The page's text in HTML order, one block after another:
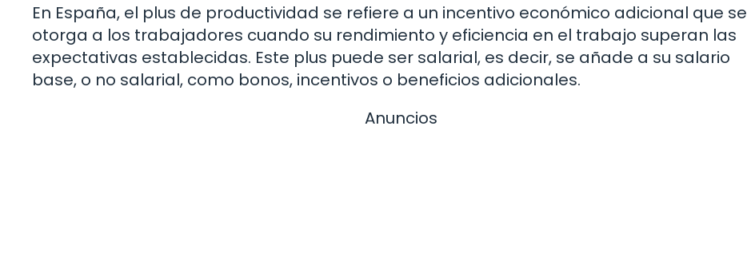
En España, el plus de productividad se refiere a un incentivo económico adicional que se
otorga a los trabajadores cuando su rendimiento y eficiencia en el trabajo superan las
expectativas establecidas. Este plus puede ser salarial, es decir, se añade a su salario
base, o no salarial, como bonos, incentivos o beneficios adicionales.
Anuncios